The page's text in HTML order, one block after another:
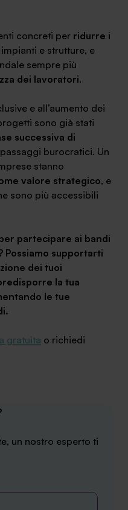
di mediazione creditizia iscritta
concreti per ridurre i
e strutture, e
sempre più
dei lavoratori.
e all’aumento dei
sono già stati
successiva di
burocratici. Un
stanno
valore strategico, e
sono più accessibili
partecipare ai bandi
supportarti
dei tuoi
la tua
le tue
gratuita o richiedi
un nostro esperto ti